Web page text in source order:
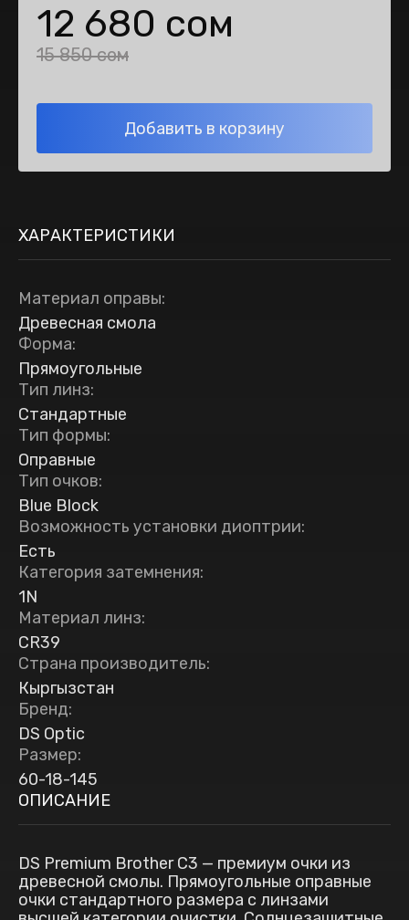
12 680 сом
15 850 сом
Добавить в корзину
ХАРАКТЕРИСТИКИ
Материал оправы:
Древесная смола
Форма:
Прямоугольные
Тип линз:
Стандартные
Тип формы:
Оправные
Тип очков:
Blue Block
Возможность установки диоптрии:
Есть
Категория затемнения:
1N
Материал линз:
CR39
Страна производитель:
Кыргызстан
Бренд:
DS Optic
Размер:
60-18-145
ОПИСАНИЕ
DS Premium Brother C3 — премиум очки из
древесной смолы. Прямоугольные оправные
очки стандартного размера с линзами